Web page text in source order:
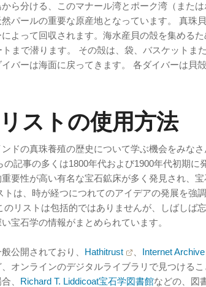
ら分ける、このマナール湾とポーク湾（また
パールの重要な原産地となっています。 真珠
よって回収されます。海水産貝の殻を集める
まで潜ります。 その殻は、袋、バスケットま
バーは海面に戻ってきます。 各ダイバーは貝
ストの使用方法
ドの真珠養殖の歴史について学ぶ機会をみな
記事の多くは1800年代および1900年代初期に
要性が高い有名な宝石鉱床が多く発見され、
トは、時が経つにつれてのアイデアの発展を強
のリストは包括的ではありませんが、しばしば
宝石学の情報がまとめられています。
公開されており、 Hathitrust Internet Archive
オンラインのデジタルライブラリで見つける
、 Richard T. Liddicoat宝石学図書館などの、図